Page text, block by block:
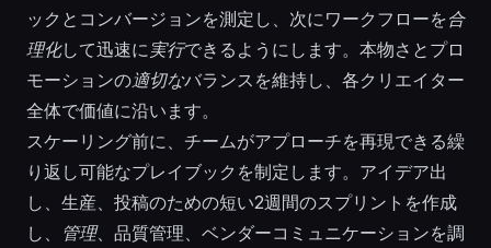
ックとコンバージョンを測定し、次にワークフローを合
理化して迅速に 実行できるようにします。本物さとプロ
モーションの適切なバランスを維持し、各クリエイター
全体で価値に沿います。
スケーリング前に、チームがアプローチを再現できる繰
り返し可能なプレイブックを制定します。アイデア出
し、生産、投稿のための短い2週間のスプリントを作成
し、 管理、品質管理、ベンダーコミュニケーションを調